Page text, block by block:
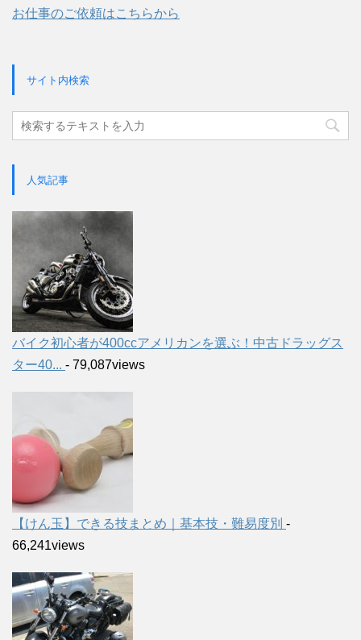
お仕事のご依頼はこちらから
サイト内検索
人気記事
バイク初心者が400ccアメリカンを選ぶ！中古ドラッグス
ター40... - 79,087views
【けん玉】できる技まとめ｜基本技・難易度別 -
66,241views